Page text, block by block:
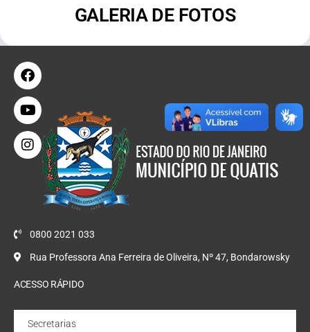
GALERIA DE FOTOS
0800 2021 033
Rua Professora Ana Ferreira de Oliveira, Nº 47, Bondarowsky
ACESSO RÁPIDO
Secretarias